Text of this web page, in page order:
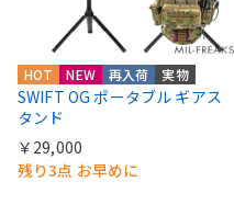
HOT NEW 再入荷 実物
SWIFT OG ポータブル ギアス
タンド
￥29,000
残り3点 お早めに